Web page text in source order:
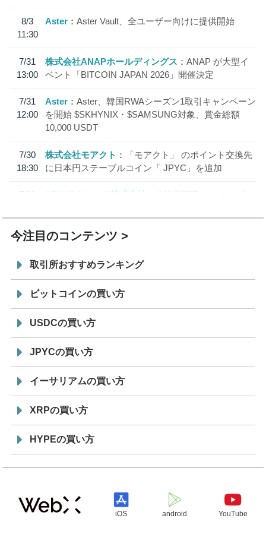
8/3
11:30
Aster Aster Vault、全ユーザー向けに提供開始
7/31
13:00
株式会社ANAPホールディングス
ANAP が大型イ
ベント「BITCOIN JAPAN 2026」開催決定
7/31
12:00
Aster
Aster、韓国RWAシーズン1取引キャンペーン
を開始 $SKHYNIX・$SAMSUNG対象、賞金総額
10,000 USDT
7/30
18:30
株式会社モアクト
「モアクト」 のポイント交換先
に日本円ステーブルコイン「 JPYC」を追加
7/29
SBI VCトレード株式会社
信託型円建てステーブル
今注目のコンテンツ
取引所おすすめランキング
ビットコインの買い方
USDCの買い方
JPYCの買い方
イーサリアムの買い方
XRPの買い方
HYPEの買い方
iOS android YouTube